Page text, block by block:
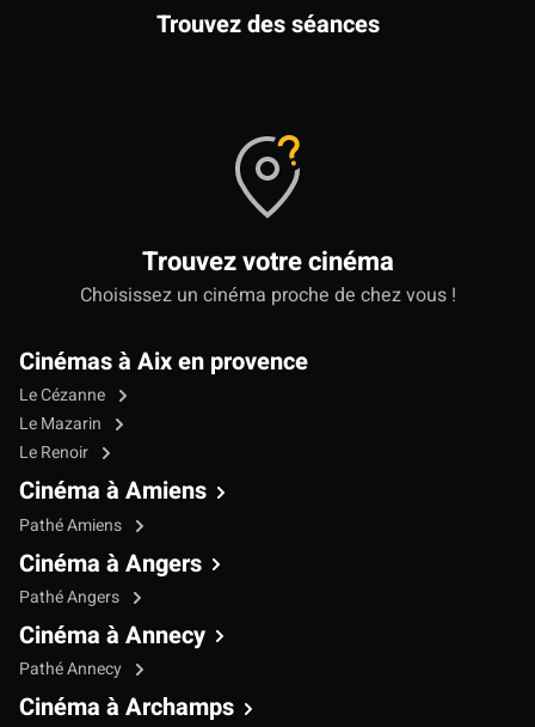
Trouvez des séances
Trouvez votre cinéma
Choisissez un cinéma proche de chez vous !
Cinémas à Aix en provence
Le Cézanne
Le Mazarin
Le Renoir
Cinéma à Amiens
Pathé Amiens
Cinéma à Angers
Pathé Angers
Cinéma à Annecy
Pathé Annecy
Cinéma à Archamps